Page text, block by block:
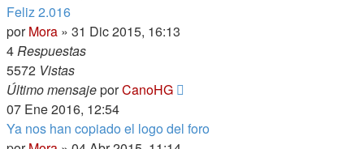
Feliz 2.016
porMora » 31 Dic 2015, 16:13
4Respuestas
5572 Vistas
Último mensajeporCanoHG
07 Ene 2016, 12:54
Ya nos han copiado el logo del foro